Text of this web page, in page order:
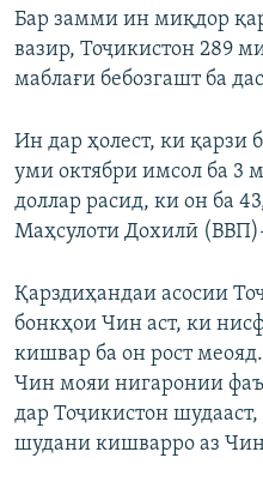
Бар замми ин миқдор
вазир, Тоҷикистон 289
маблағи бебозгашт ба
Ин дар ҳолест, ки қарзи
уми октябри имсол ба 3
доллар расид, ки он ба
Маҳсулоти Дохилӣ
Қарздиҳандаи асосии
бонкҳои Чин аст, ки
кишвар ба он рост
Чин мояи нигаронии
дар Тоҷикистон
шудани кишварро аз